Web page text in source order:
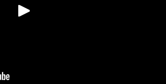
Reproduzir